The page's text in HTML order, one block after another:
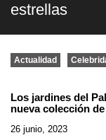
estrellas
Actualidad
Los jardines del
nueva colección
26 junio, 2023